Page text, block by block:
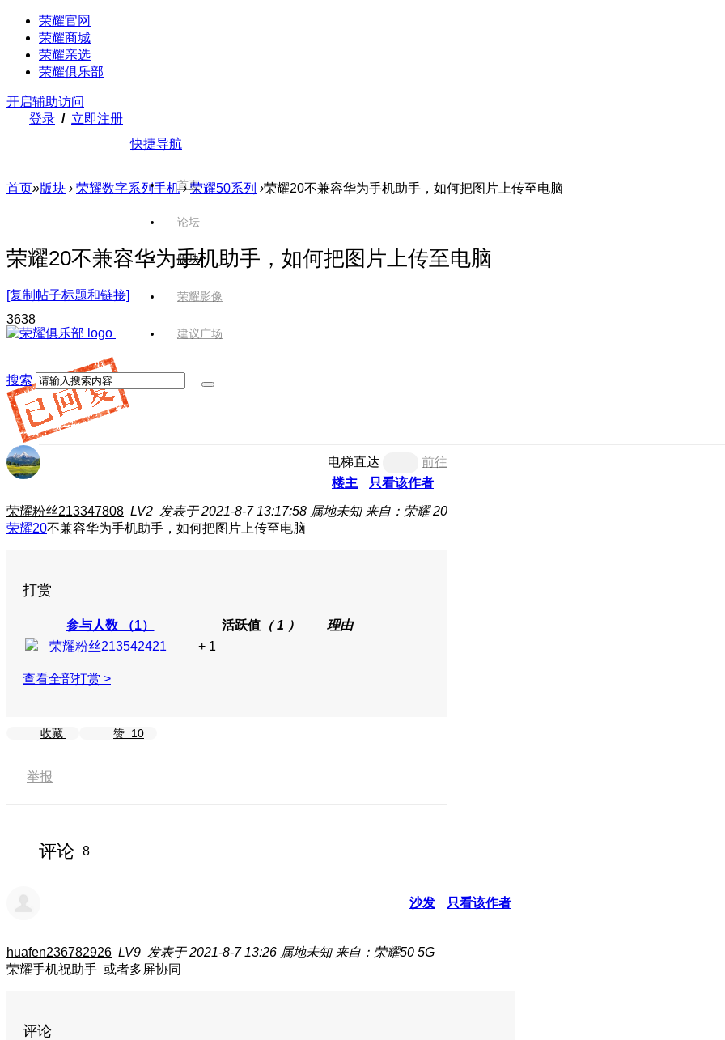
荣耀官网
荣耀商城
荣耀亲选
荣耀俱乐部
开启辅助访问
登录 / 立即注册
快捷导航
首页
论坛
版块
荣耀影像
建议广场
搜索
首页»版块 › 荣耀数字系列手机 › 荣耀50系列 ›荣耀20不兼容华为手机助手，如何把图片上传至电脑
荣耀20不兼容华为手机助手，如何把图片上传至电脑
[复制帖子标题和链接]
3638
电梯直达
前往
楼主
只看该作者
荣耀粉丝213347808 LV2 发表于 2021-8-7 13:17:58 属地未知 来自：荣耀 20
荣耀20不兼容华为手机助手，如何把图片上传至电脑
打赏
参与人数 （1） 活跃值 （ 1 ）
理由
荣耀粉丝213542421
+ 1
查看全部打赏 >
收藏 赞 10
举报
评论 8
沙发 只看该作者
huafen236782926 LV9 发表于 2021-8-7 13:26 属地未知 来自：荣耀50 5G
荣耀手机祝助手 或者多屏协同
评论